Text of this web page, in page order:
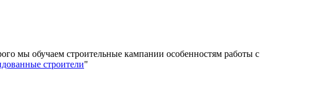
мы обучаем строительные кампании особенностям работы с
строители"